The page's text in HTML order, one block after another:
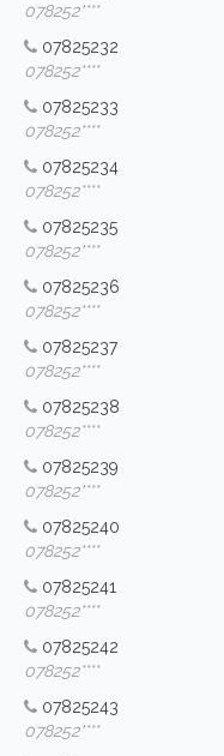
078252****
07825232
078252****
07825233
078252****
07825234
078252****
07825235
078252****
07825236
078252****
07825237
078252****
07825238
078252****
07825239
078252****
07825240
078252****
07825241
078252****
07825242
078252****
07825243
078252****